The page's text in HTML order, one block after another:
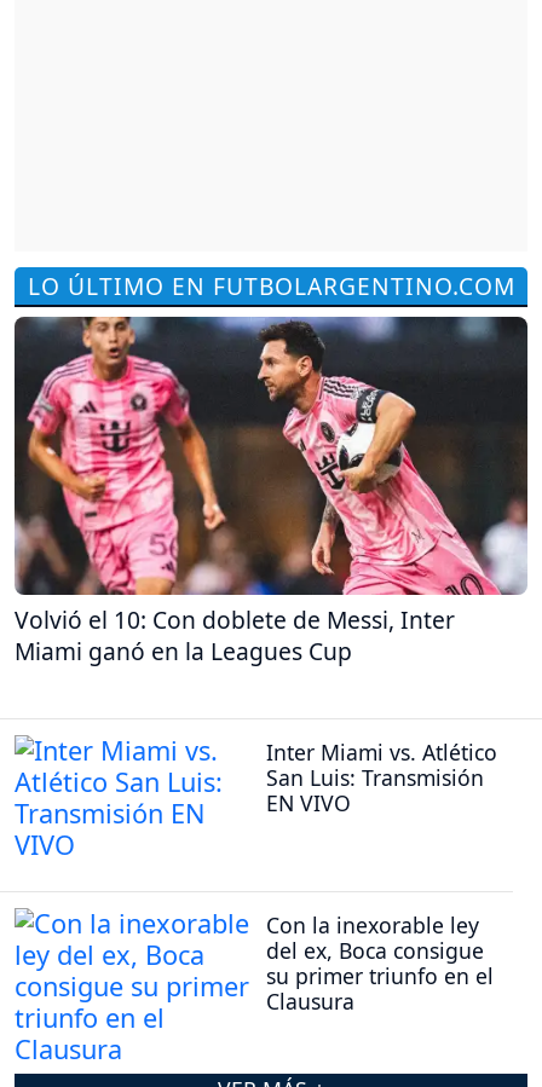
LO ÚLTIMO EN FUTBOLARGENTINO.COM
Volvió el 10: Con doblete de Messi, Inter
Miami ganó en la Leagues Cup
Inter Miami vs. Atlético
San Luis: Transmisión
EN VIVO
Con la inexorable ley
del ex, Boca consigue
su primer triunfo en el
Clausura